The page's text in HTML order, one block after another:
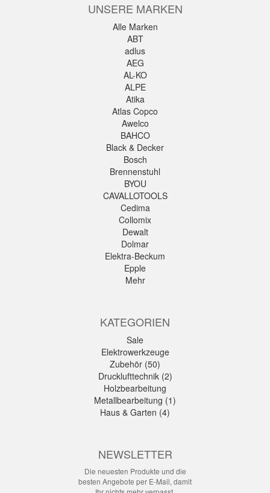
UNSERE MARKEN
Alle Marken
ABT
adlus
AEG
AL-KO
ALPE
Atika
Atlas Copco
Awelco
BAHCO
Black & Decker
Bosch
Brennenstuhl
BYOU
CAVALLOTOOLS
Cedima
Collomix
Dewalt
Dolmar
Elektra-Beckum
Epple
Mehr
KATEGORIEN
Sale
Elektrowerkzeuge
Zubehör (50)
Drucklufttechnik (2)
Holzbearbeitung
Metallbearbeitung (1)
Haus & Garten (4)
NEWSLETTER
Die neuesten Produkte und die
besten Angebote per E-Mail, damit